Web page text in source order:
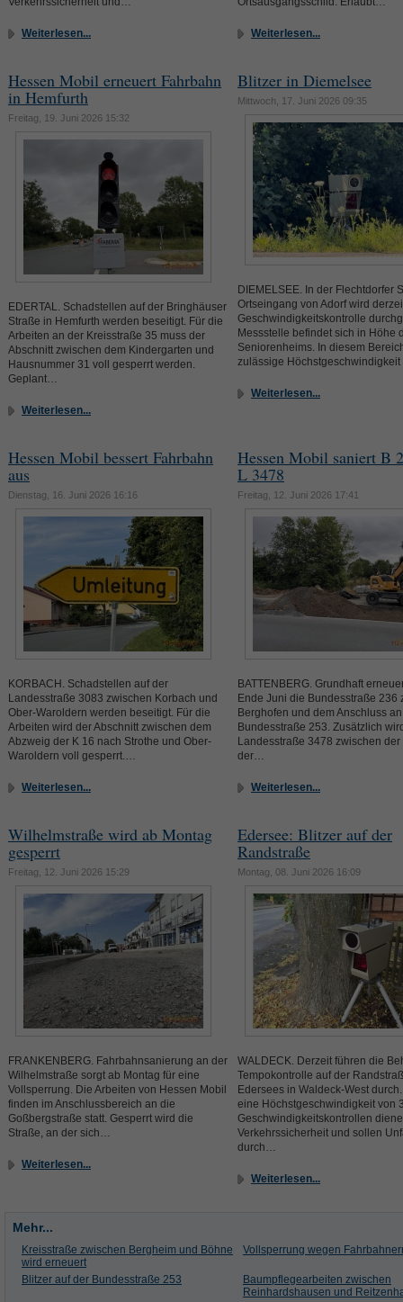
Weiterlesen... Weiterlesen...
Hessen Mobil erneuert Fahrbahn
in Hemfurth
Freitag, 19. Juni 2026 15:32
EDERTAL. Schadstellen auf der Bringhäuser
Straße in Hemfurth werden beseitigt. Für die
Arbeiten an der Kreisstraße 35 muss der
Abschnitt zwischen dem Kindergarten und
Hausnummer 31 voll gesperrt werden.
Geplant…
Weiterlesen...
Blitzer in Diemelsee
Mittwoch, 17. Juni 2026 09:35
DIEMELSEE. In der Flechtdorfer
Ortseingang von Adorf wird
Geschwindigkeitskontrolle
Messstelle befindet sich in Höhe
Seniorenheims. In diesem
zulässige
Weiterlesen...
Hessen Mobil bessert Fahrbahn
aus
Dienstag, 16. Juni 2026 16:16
KORBACH. Schadstellen auf der
Landesstraße 3083 zwischen Korbach und
Ober-Waroldern werden beseitigt. Für die
Arbeiten wird der Abschnitt zwischen dem
Abzweig der K 16 nach Strothe und Ober-
Waroldern voll gesperrt.…
Weiterlesen...
Hessen Mobil saniert B
L 3478
Freitag, 12. Juni 2026 17:41
BATTENBERG. Grundhaft
Ende Juni die Bundesstraße 236
Berghofen und dem Anschluss
Bundesstraße 253. Zusätzlich
Landesstraße 3478 zwischen
der…
Weiterlesen...
Wilhelmstraße wird ab Montag
gesperrt
Freitag, 12. Juni 2026 15:29
FRANKENBERG. Fahrbahnsanierung an der
Wilhelmstraße sorgt ab Montag für eine
Vollsperrung. Die Arbeiten von Hessen Mobil
finden im Anschlussbereich an die
Goßbergstraße statt. Gesperrt wird die
Straße, an der sich…
Weiterlesen...
Edersee: Blitzer auf der
Randstraße
Montag, 08. Juni 2026 16:09
WALDECK. Derzeit führen die
Tempokontrolle auf der
Edersees in Waldeck-West
eine Höchstgeschwindigkeit von
Geschwindigkeitskontrollen
Verkehrssicherheit und sollen
durch…
Weiterlesen...
Mehr...
Kreisstraße zwischen Bergheim und Böhne
wird erneuert
Vollsperrung wegen
Blitzer auf der Bundesstraße 253
Baumpflegearbeiten zwischen
Reinhardshausen und